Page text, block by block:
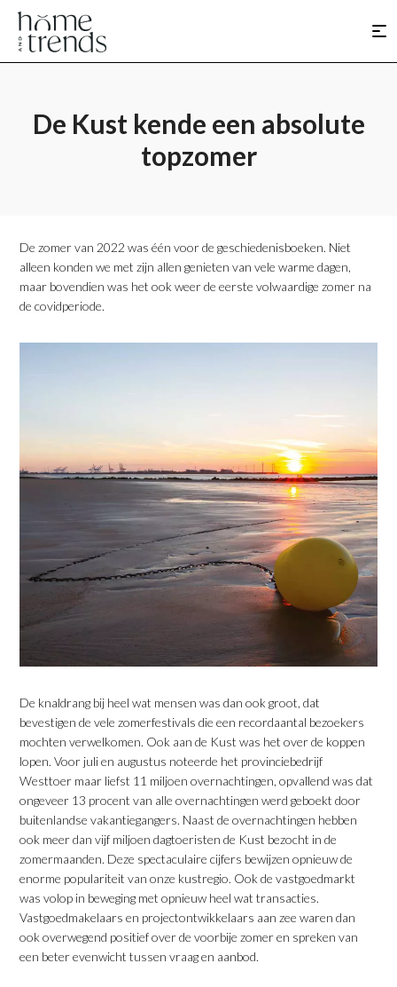
De Kust kende een absolute
topzomer
De zomer van 2022 was één voor de geschiedenisboeken. Niet
alleen konden we met zijn allen genieten van vele warme dagen,
maar bovendien was het ook weer de eerste volwaardige zomer na
de covidperiode.
De knaldrang bij heel wat mensen was dan ook groot, dat
bevestigen de vele zomerfestivals die een recordaantal bezoekers
mochten verwelkomen. Ook aan de Kust was het over de koppen
lopen. Voor juli en augustus noteerde het provinciebedrijf
Westtoer maar liefst 11 miljoen overnachtingen, opvallend was dat
ongeveer 13 procent van alle overnachtingen werd geboekt door
buitenlandse vakantiegangers. Naast de overnachtingen hebben
ook meer dan vijf miljoen dagtoeristen de Kust bezocht in de
zomermaanden. Deze spectaculaire cijfers bewijzen opnieuw de
enorme populariteit van onze kustregio. Ook de vastgoedmarkt
was volop in beweging met opnieuw heel wat transacties.
Vastgoedmakelaars en projectontwikkelaars aan zee waren dan
ook overwegend positief over de voorbije zomer en spreken van
een beter evenwicht tussen vraag en aanbod.